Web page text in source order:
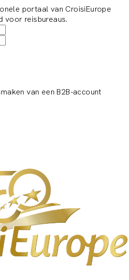
portaal van CroisiEurope
voor reisbureaus.
van een B2B-account